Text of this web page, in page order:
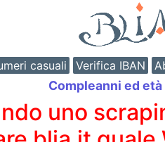
casuali Verifica IBAN
Compleanni ed
uno